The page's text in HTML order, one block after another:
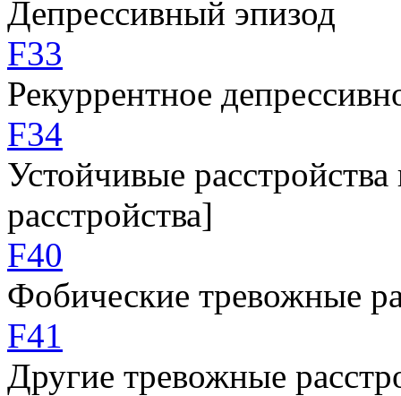
Депрессивный эпизод
F33
Рекуррентное
F34
Устойчивые
расстройства]
F40
Фобические тревожные
F41
Другие тревожные